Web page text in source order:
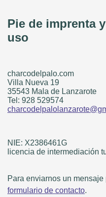
Pie de imprenta
uso
charcodelpalo.com
Villa Nueva 19
35543 Mala de Lanzarote
Tel: 928 529574
NIE: X2386461G
licencia de intermediación
Para enviarnos un
formulario de contacto.